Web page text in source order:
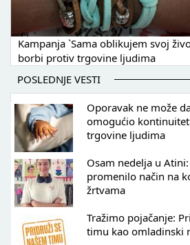
Kampanja `Sama oblikujem svoj
borbi protiv trgovine ljudima
POSLEDNJE VESTI
Oporavak ne može
omogućio
trgovine ljudima
Osam nedelja u
promenilo način na
žrtvama
Tražimo pojačanje:
timu kao omladinski